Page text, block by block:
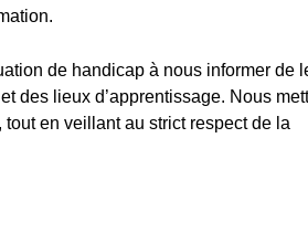
de handicap à nous informer de
des lieux d’apprentissage. Nous
en veillant au strict respect de la